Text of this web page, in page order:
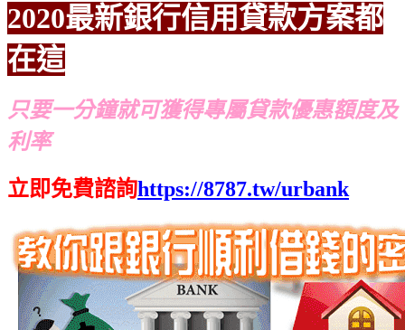
2020最新銀行信用貸款方案都
在這
只要一分鐘就可獲得專屬貸款優惠額度及
利率
立即免費諮詢https://8787.tw/urbank